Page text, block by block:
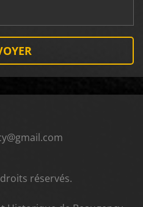
il.com
réservés.